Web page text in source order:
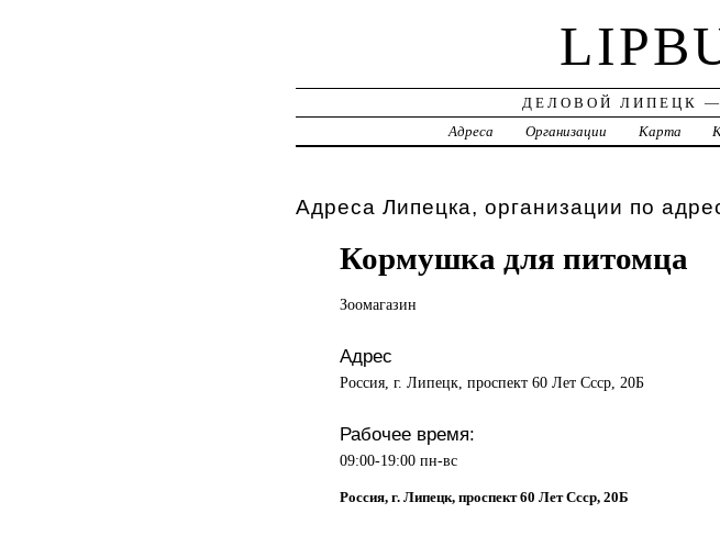
ДЕЛОВОЙ ЛИПЕЦК
Адреса
Организации Карта
Адреса Липецка, организации по
Кормушка для питомца
Зоомагазин
Адрес
Россия, г. Липецк, проспект 60 Лет Ссср, 20Б
Рабочее время:
09:00-19:00 пн-вс
Россия, г. Липецк, проспект 60 Лет Ссср, 20Б